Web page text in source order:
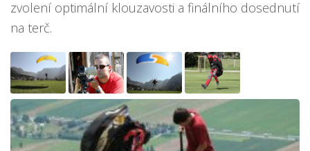
zvolení optimální klouzavosti a finálního dosednutí
na terč.